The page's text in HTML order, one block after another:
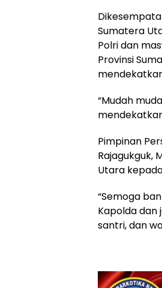
Sumatera
Polri dan
Provinsi
“Mudah
Pimpinan
Rajagukguk,
Utara
“Semoga
Kapolda
santri, dan